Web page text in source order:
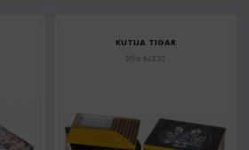
KUTIJA TIGAR
Šifra: 64830